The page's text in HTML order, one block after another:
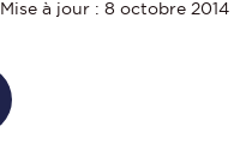
Mise à jour : 8 octobre 2014